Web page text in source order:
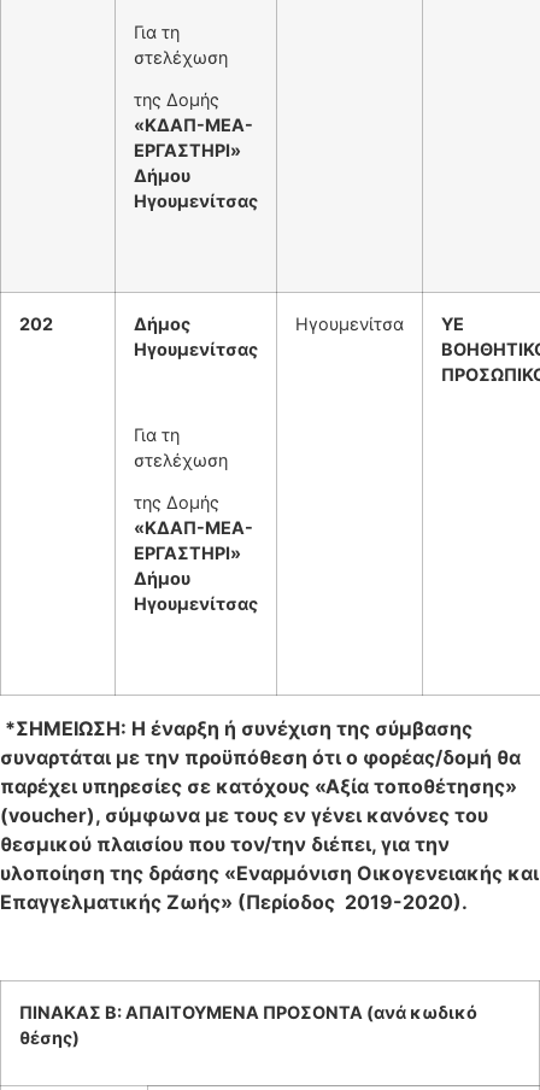
Για τη
στελέχωση
της Δομής
«ΚΔΑΠ-ΜΕΑ-
ΕΡΓΑΣΤΗΡΙ»
Δήμου
Ηγουμενίτσας
202
Δήμος
Ηγουμενίτσας
Για τη
στελέχωση
της Δομής
«ΚΔΑΠ-ΜΕΑ-
ΕΡΓΑΣΤΗΡΙ»
Δήμου
Ηγουμενίτσας
Ηγουμενίτσα
ΥΕ
*ΣΗΜΕΙΩΣΗ: Η έναρξη ή συνέχιση της σύμβασης
συναρτάται με την προϋπόθεση ότι ο φορέας/δομή θα
παρέχει υπηρεσίες σε κατόχους «Αξία τοποθέτησης»
(voucher), σύμφωνα με τους εν γένει κανόνες του
θεσμικού πλαισίου που τον/την διέπει, για την
υλοποίηση της δράσης «Εναρμόνιση Οικογενειακής και
Επαγγελματικής Ζωής» (Περίοδος 2019-2020).
ΠΙΝΑΚΑΣ Β: ΑΠΑΙΤΟΥΜΕΝΑ ΠΡΟΣΟΝΤΑ (ανά κωδικό
θέσης)